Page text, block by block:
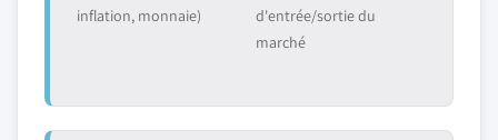
inflation, monnaie)
d'entrée/sortie du
marché